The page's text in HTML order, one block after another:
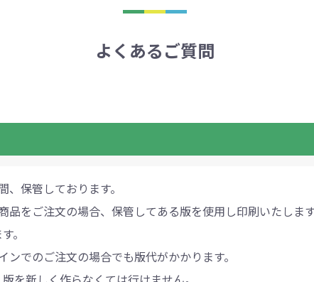
よくあるご質問
保管しております。
品をご注文の場合、保管してある版を使用し印刷いたしま
。
でのご注文の場合でも版代がかかります。